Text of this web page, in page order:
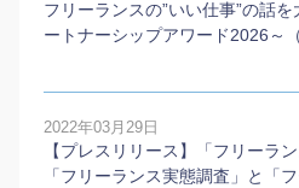
フリーランスの”いい仕事”の話
ートナーシップアワード2026～
2022年03月29日
【プレスリリース】「フリーラ
「フリーランス実態調査」と「